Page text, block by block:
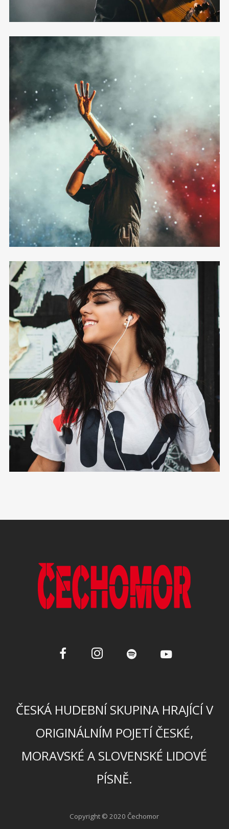
Grid Full
12 photos — Shooting
Grid
12 photos — Live
ČESKÁ HUDEBNÍ SKUPINA HRAJÍCÍ V
ORIGINÁLNÍM POJETÍ ČESKÉ,
MORAVSKÉ A SLOVENSKÉ LIDOVÉ
PÍSNĚ.
Copyright © 2020 Čechomor